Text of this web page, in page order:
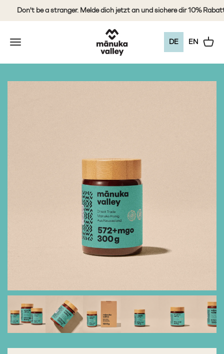
Don't be a stranger. Melde dich jetzt an und sichere dir 10% Rabatt
Navigationsmenü öffnen
Mānuka Valley Honey
DE
EN